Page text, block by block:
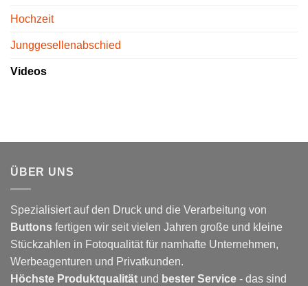
Hochzeit
Junggesellenabschied
Videos
ÜBER UNS
Spezialisiert auf den Druck und die Verarbeitung von
Buttons fertigen wir seit vielen Jahren große und kleine
Stückzahlen in Fotoqualität für namhafte Unternehmen,
Werbeagenturen und Privatkunden.
Höchste Produktqualität und bester Service - das sind